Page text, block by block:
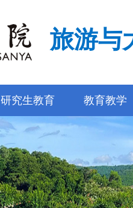
旅游与
研究生教育 教育教学